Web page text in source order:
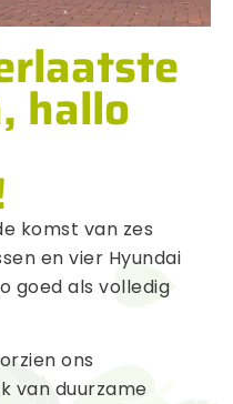
hallo
komst van zes
en vier Hyundai
goed als volledig
ons
van duurzame